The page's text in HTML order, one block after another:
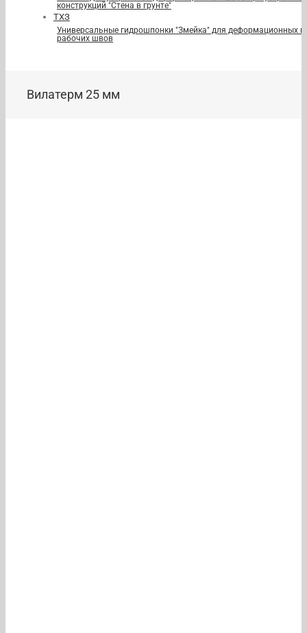
конструкций "Стена в грунте"
ТХЗ
Универсальные гидрошпонки "Змейка" для деформационных и
рабочих швов
Вилатерм 25 мм